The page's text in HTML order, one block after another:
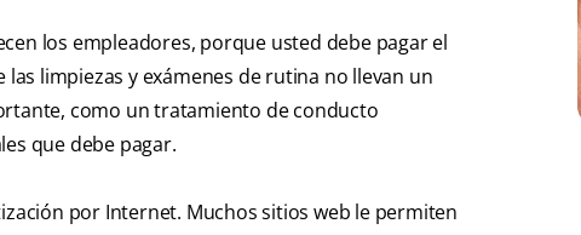
los empleadores, porque usted debe pagar el
limpiezas y exámenes de rutina no llevan un
como un tratamiento de conducto
que debe pagar.
por Internet. Muchos sitios web le permiten